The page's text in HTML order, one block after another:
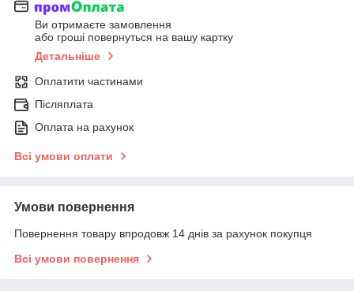
Ви отримаєте замовлення
або гроші повернуться на вашу картку
Детальніше
Оплатити частинами
Післяплата
Оплата на рахунок
Всі умови оплати
Умови повернення
Повернення товару впродовж 14 днів за рахунок покупця
Всі умови повернення